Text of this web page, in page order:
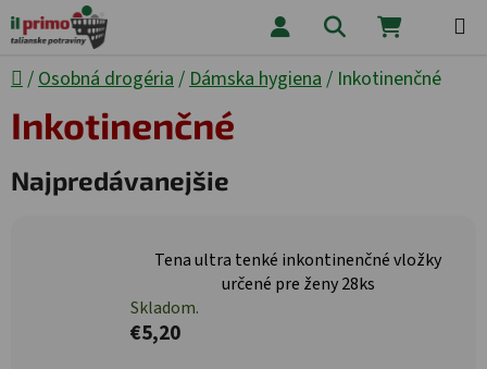
Prejsť na obsah Hľadať
Domov
/ Osobná drogéria / Dámska hygiena / Inkotinenčné
Inkotinenčné
Najpredávanejšie
Tena ultra tenké inkontinenčné vložky
určené pre ženy 28ks
Skladom.
€5,20